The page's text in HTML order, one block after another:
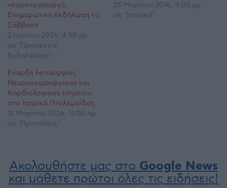
νευροχειρουργό;
Ενημερωτική εκδήλωση το
Σάββατο
2 Ιουνίου 2026, 4:58 μμ
σε "Προσεχείς
Εκδηλώσεις"
25 Μαρτίου 2016, 9:00 μμ
σε "Ιατρικά"
Έναρξη λειτουργίας
Νευροχειρουργικού και
Καρδιολογικού Ιατρείου
στο Ιατρικό Πτολεμαΐδος
12 Μαρτίου 2026, 11:00 πμ
σε "Προτάσεις"
Ακολουθήστε μας στο Google News
και μάθετε πρώτοι όλες τις ειδήσεις!